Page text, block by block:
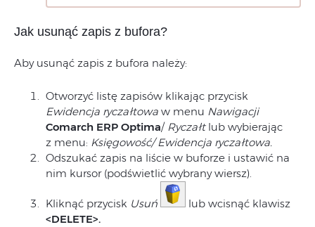
Jak usunąć zapis z bufora?
Aby usunąć zapis z bufora należy:
Otworzyć listę zapisów klikając przycisk
Ewidencja ryczałtowa w menu Nawigacji
Comarch ERP Optima/ Ryczałtlub wybierając
z menu: Księgowość/ Ewidencja ryczałtowa.
Odszukać zapis na liście w buforze i ustawić na
nim kursor (podświetlić wybrany wiersz).
Kliknąć przycisk Usuń
lub wcisnąć klawisz
<DELETE>.